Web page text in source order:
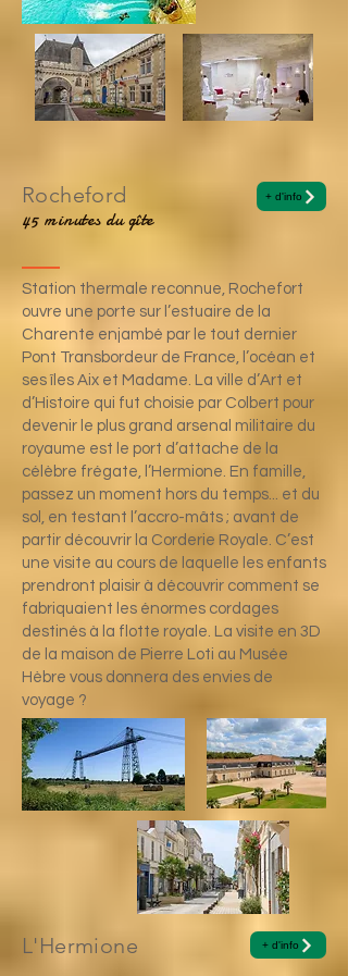
Rocheford + d'info
45 minutes du gîte
Station thermale reconnue, Rochefort
ouvre une porte sur l’estuaire de la
Charente enjambé par le tout dernier
Pont Transbordeur de France, l’océan et
ses îles Aix et Madame. La ville d’Art et
d’Histoire qui fut choisie par Colbert pour
devenir le plus grand arsenal militaire du
royaume est le port d’attache de la
célèbre frégate, l’Hermione. En famille,
passez un moment hors du temps... et du
sol, en testant l’accro-mâts ; avant de
partir découvrir la Corderie Royale. C’est
une visite au cours de laquelle les enfants
prendront plaisir à découvrir comment se
fabriquaient les énormes cordages
destinés à la flotte royale. La visite en 3D
de la maison de Pierre Loti au Musée
Hèbre vous donnera des envies de
voyage ?
L'Hermione + d'info